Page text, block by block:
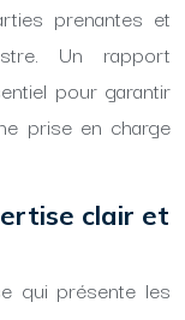
prenantes et
Un rapport
pour garantir
prise en charge
clair et
qui présente les